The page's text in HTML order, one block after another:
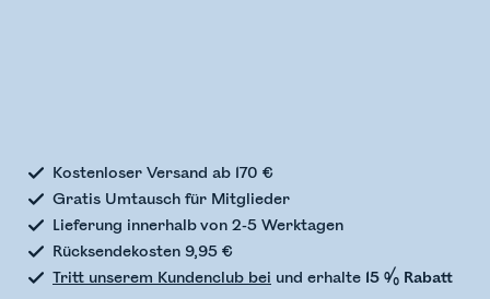
Kostenloser Versand ab 170 €
Gratis Umtausch für Mitglieder
Lieferung innerhalb von 2-5 Werktagen
Rücksendekosten 9,95 €
Tritt unserem Kundenclub bei und erhalte 15 % Rabatt